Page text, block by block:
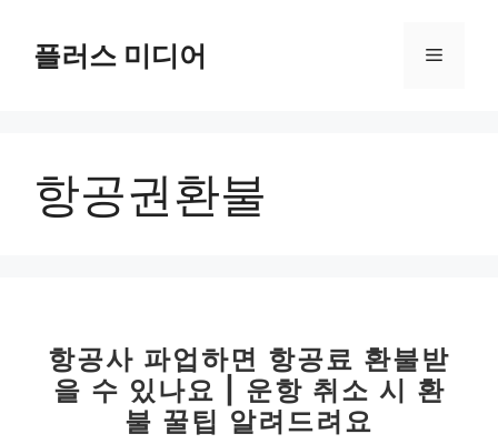
플러스 미디어 메
항공권환불
항공사 파업하면 항공료 환불받
을 수 있나요 | 운항 취소 시 환
불 꿀팁 알려드려요